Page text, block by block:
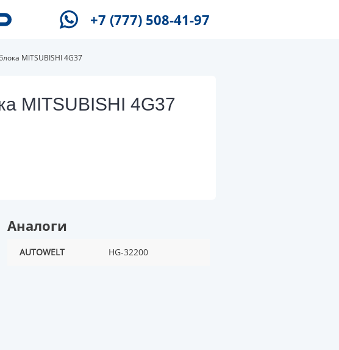
+7 (777) 508-41-97
MITSUBISHI 4G37
MITSUBISHI 4G37
Аналоги
AUTOWELT HG-32200